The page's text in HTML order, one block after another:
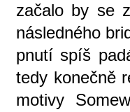
začalo by se
následného
pnutí spíš
tedy konečně
motivy